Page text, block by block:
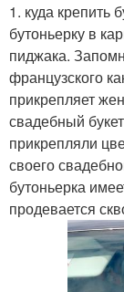
1. куда крепить
бутоньерку в
пиджака.
французского
прикрепляет
свадебный
прикрепляли
своего
бутоньерка
продевается